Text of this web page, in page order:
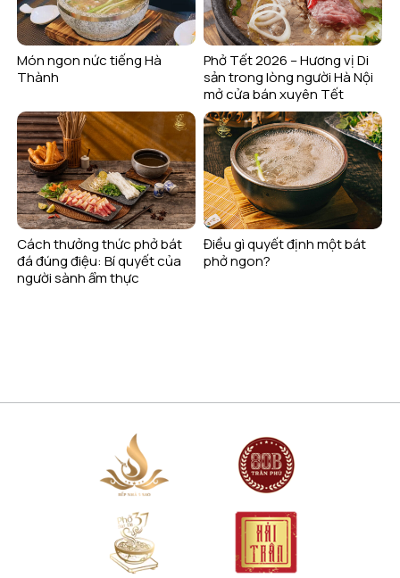
Món ngon nức tiếng Hà
Thành
Phở Tết 2026 – Hương vị Di
sản trong lòng người Hà Nội
mở cửa bán xuyên Tết
Cách thưởng thức phở bát
đá đúng điệu: Bí quyết của
người sành ẩm thực
Điều gì quyết định một bát
phở ngon?